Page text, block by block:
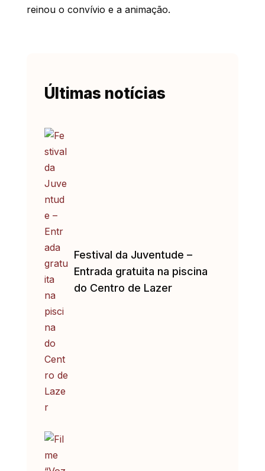
reinou o convívio e a animação.
Últimas notícias
Festival da Juventude –
Entrada gratuita na piscina
do Centro de Lazer